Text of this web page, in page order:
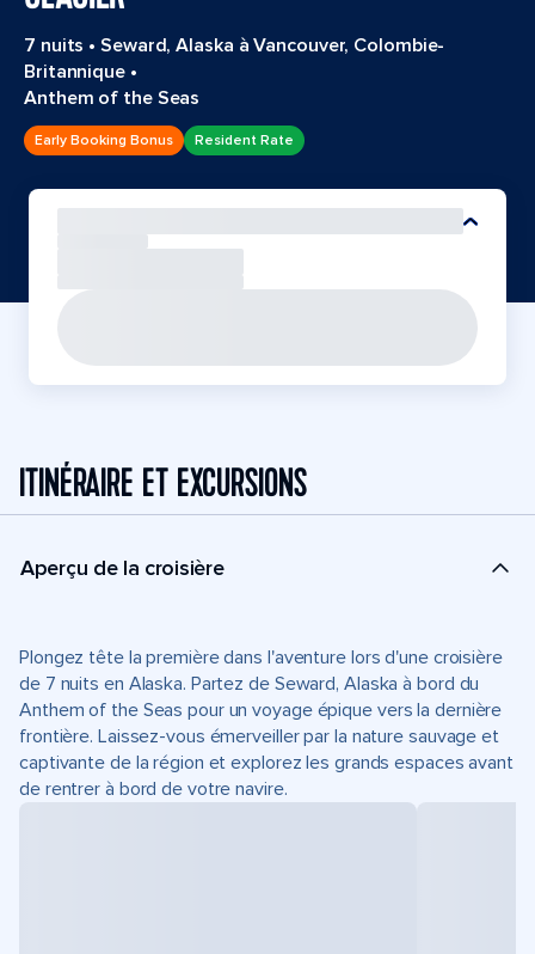
7 nuits •Seward, Alaska à Vancouver, Colombie-
Britannique•
Anthem of the Seas
Early Booking Bonus Resident Rate
ITINÉRAIRE ET EXCURSIONS
Aperçu de la croisière
Plongez tête la première dans l'aventure lors d'une croisière
de 7 nuits en Alaska. Partez de Seward, Alaska à bord du
Anthem of the Seas pour un voyage épique vers la dernière
frontière. Laissez-vous émerveiller par la nature sauvage et
captivante de la région et explorez les grands espaces avant
de rentrer à bord de votre navire.